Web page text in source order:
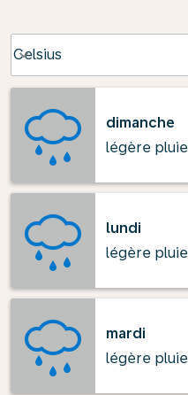
Celsius
keyboard_arrow_down
dimanche
légère pluie
lundi
légère pluie
mardi
légère pluie